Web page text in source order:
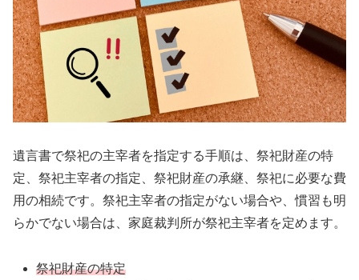
遺言書で祭祀の主宰者を指定する手順は、祭祀財産の特
定、祭祀主宰者の指定、祭祀財産の承継、祭祀に必要な費
用の相続です。祭祀主宰者の指定がない場合や、慣習も明
らかでない場合は、家庭裁判所が祭祀主宰者を定めます。
祭祀財産の特定